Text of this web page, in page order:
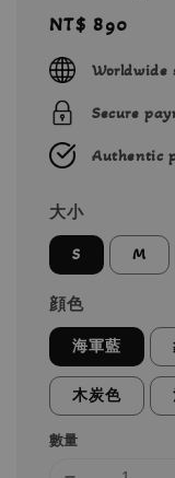
Regular
price
NT$ 890
Worldwide
Secure
Authentic
大小
S M
顔色
海軍藍
木炭色
數量